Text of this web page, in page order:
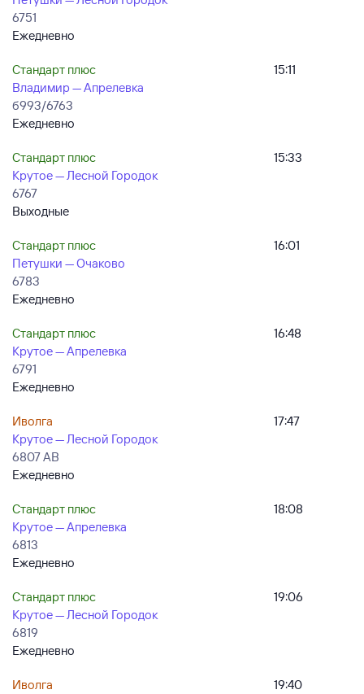
6751
Ежедневно
Стандарт плюс
Владимир — Апрелевка
б993/6763
Ежедневно
15:11
Стандарт плюс
Крутое — Лесной Городок
6767
Выходные
15:33
Стандарт плюс
Петушки — Очаково
6783
Ежедневно
16:01
Стандарт плюс
Крутое — Апрелевка
6791
Ежедневно
16:48
Иволга
Крутое — Лесной Городок
6807 АВ
Ежедневно
17:47
Стандарт плюс
Крутое — Апрелевка
6813
Ежедневно
18:08
Стандарт плюс
Крутое — Лесной Городок
6819
Ежедневно
19:06
Иволга
19:40